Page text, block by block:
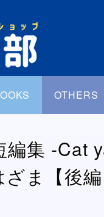
OTHERS
編集 -Cat
ま【後